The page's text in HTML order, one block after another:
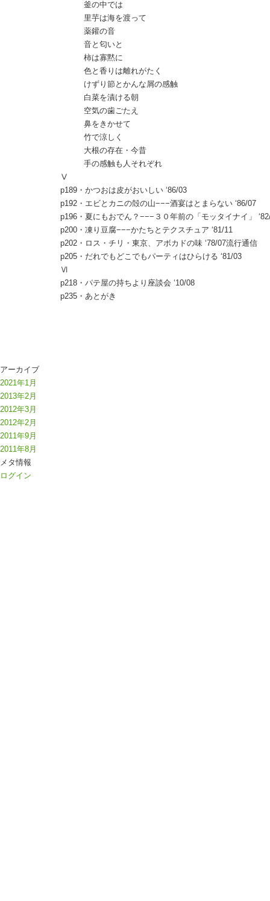
釜の中では
里芋は海を渡って
薬鑵の音
音と匂いと
柿は寡黙に
色と香りは離れがたく
けずり節とかんな屑の感触
白菜を漬ける朝
空気の歯ごたえ
鼻をきかせて
竹で涼しく
大根の存在・今昔
手の感触も人それぞれ
Ⅴ
p189・かつおは皮がおいしい ‘86/03
p192・エビとカニの殻の山−−−酒宴はとまらない ‘86/07
p196・夏にもおでん？−−−３０年前の「モッタイナイ」
p200・凍り豆腐−−−かたちとテクスチュア ‘81/11
p202・ロス・チリ・東京、アボカドの味 ‘78/07流行通信
p205・だれでもどこでもパーティはひらける ‘81/03
Ⅵ
p218・パテ屋の持ちより座談会 ‘10/08
p235・あとがき
アーカイブ
2021年1月
2013年2月
2012年3月
2012年2月
2011年9月
2011年8月
メタ情報
ログイン